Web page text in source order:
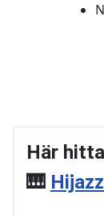
Här
🎹